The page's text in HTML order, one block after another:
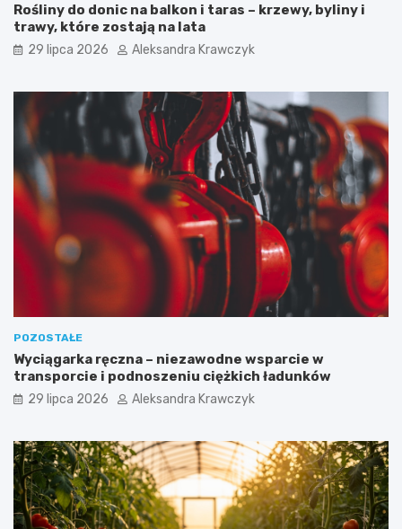
Rośliny do donic na balkon i taras – krzewy, byliny i
trawy, które zostają na lata
29 lipca 2026 Aleksandra Krawczyk
POZOSTAŁE
Wyciągarka ręczna – niezawodne wsparcie w
transporcie i podnoszeniu ciężkich ładunków
29 lipca 2026 Aleksandra Krawczyk